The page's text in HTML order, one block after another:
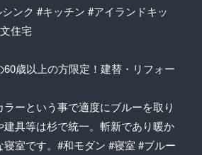
ンク #キッチン #アイランドキッ
住宅
60歳以上の方限定！建替・リフォー
ーという事で適度にブルーを取り
建具等は杉で統一。斬新であり暖か
室です。#和モダン #寝室 #ブルー